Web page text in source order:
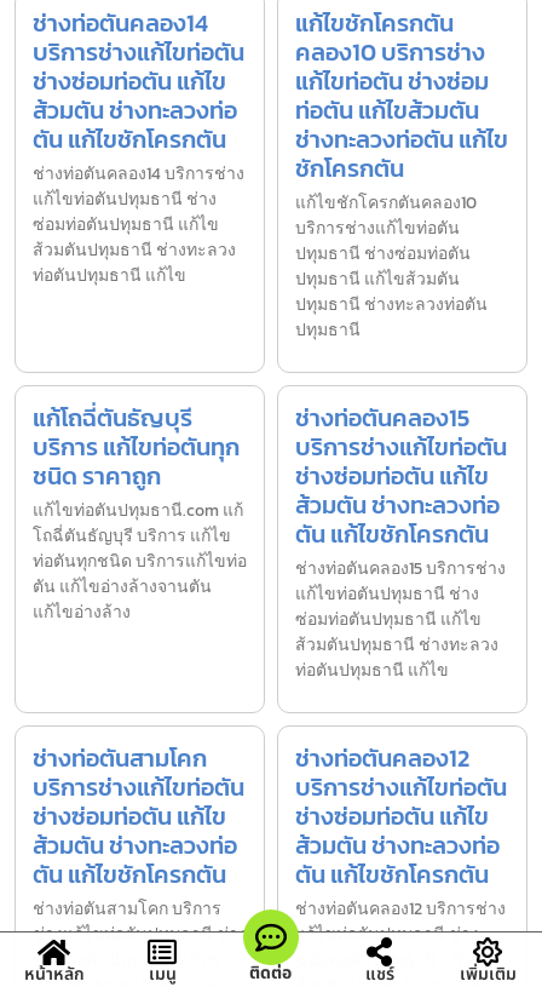
ช่างท่อตันคลอง14
บริการช่างแก้ไขท่อตัน
ช่างซ่อมท่อตัน แก้ไข
ส้วมตัน ช่างทะลวงท่อ
ตัน แก้ไขชักโครกตัน
ช่างท่อตันคลอง14 บริการช่าง
แก้ไขท่อตันปทุมธานี ช่าง
ซ่อมท่อตันปทุมธานี แก้ไข
ส้วมตันปทุมธานี ช่างทะลวง
ท่อตันปทุมธานี แก้ไข
แก้ไขชักโครกตัน
คลอง10 บริการช่าง
แก้ไขท่อตัน ช่างซ่อม
ท่อตัน แก้ไขส้วมตัน
ช่างทะลวงท่อตัน แก้ไข
ชักโครกตัน
แก้ไขชักโครกตันคลอง10
บริการช่างแก้ไขท่อตัน
ปทุมธานี ช่างซ่อมท่อตัน
ปทุมธานี แก้ไขส้วมตัน
ปทุมธานี ช่างทะลวงท่อตัน
ปทุมธานี
แก้โถฉี่ตันธัญบุรี
บริการ แก้ไขท่อตันทุก
ชนิด ราคาถูก
แก้ไขท่อตันปทุมธานี.com แก้
โถฉี่ตันธัญบุรี บริการ แก้ไข
ท่อตันทุกชนิด บริการแก้ไขท่อ
ตัน แก้ไขอ่างล้างจานตัน
แก้ไขอ่างล้าง
ช่างท่อตันคลอง15
บริการช่างแก้ไขท่อตัน
ช่างซ่อมท่อตัน แก้ไข
ส้วมตัน ช่างทะลวงท่อ
ตัน แก้ไขชักโครกตัน
ช่างท่อตันคลอง15 บริการช่าง
แก้ไขท่อตันปทุมธานี ช่าง
ซ่อมท่อตันปทุมธานี แก้ไข
ส้วมตันปทุมธานี ช่างทะลวง
ท่อตันปทุมธานี แก้ไข
ช่างท่อตันสามโคก
บริการช่างแก้ไขท่อตัน
ช่างซ่อมท่อตัน แก้ไข
ส้วมตัน ช่างทะลวงท่อ
ตัน แก้ไขชักโครกตัน
ช่างท่อตันสามโคก บริการ
ช่างแก้ไขท่อตันปทุมธานี ช่าง
ซ่อมท่อตันปทุมธานี แก้ไข
ช่างท่อตันคลอง12
บริการช่างแก้ไขท่อตัน
ช่างซ่อมท่อตัน แก้ไข
ส้วมตัน ช่างทะลวงท่อ
ตัน แก้ไขชักโครกตัน
ช่างท่อตันคลอง12 บริการช่าง
แก้ไขท่อตันปทุมธานี ช่าง
ซ่อมท่อตันปทุมธานี แก้ไข
หน้าหลัก เมนู ติดต่อ แชร์ เพิ่มเติม